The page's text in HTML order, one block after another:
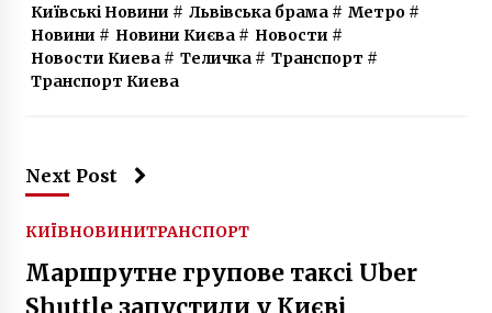
Київські Новини # Львівська брама# Метро#
Новини # Новини Києва# Новости #
Новости Киева# Теличка# Транспорт #
Транспорт Киева
Next Post
КИЇВНОВИНИТРАНСПОРТ
Маршрутне групове таксі Uber
Shuttle запустили у Києві